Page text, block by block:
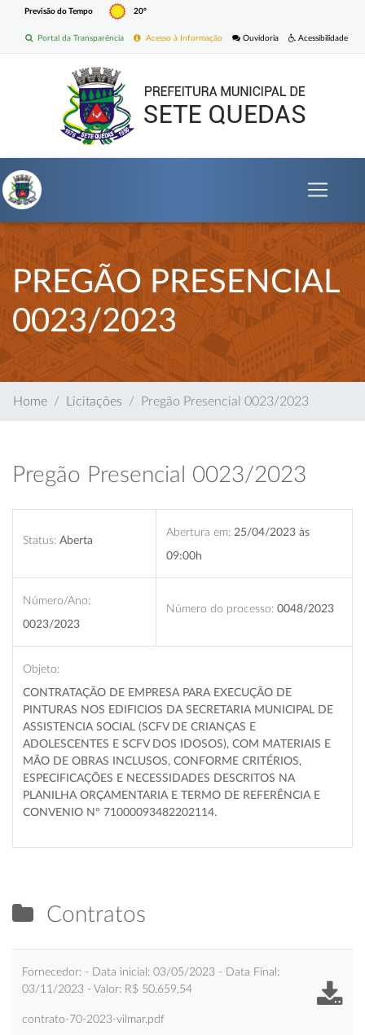
Previsão do Tempo 20º
Acessibilidade
Ouvidoria
Acesso à Informação
Portal da Transparência
PREGÃO PRESENCIAL
0023/2023
Home Licitações Pregão Presencial 0023/2023
Pregão Presencial 0023/2023
Status: Aberta
Abertura em: 25/04/2023 às
09:00h
Número/Ano:
0023/2023
Número do processo: 0048/2023
Objeto:
CONTRATAÇÃO DE EMPRESA PARA EXECUÇÃO DE
PINTURAS NOS EDIFICIOS DA SECRETARIA MUNICIPAL DE
ASSISTENCIA SOCIAL (SCFV DE CRIANÇAS E
ADOLESCENTES E SCFV DOS IDOSOS), COM MATERIAIS E
MÃO DE OBRAS INCLUSOS, CONFORME CRITÉRIOS,
ESPECIFICAÇÕES E NECESSIDADES DESCRITOS NA
PLANILHA ORÇAMENTARIA E TERMO DE REFERÊNCIA E
CONVENIO Nº 71000093482202114.
Contratos
Fornecedor: - Data inicial: 03/05/2023 - Data Final:
03/11/2023 - Valor: R$ 50.659,54
contrato-70-2023-vilmar.pdf